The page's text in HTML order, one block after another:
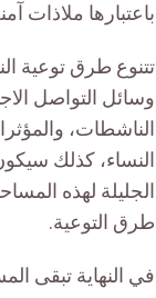
باعتبارها ملاذات
تتنوع طرق توعية
وسائل التواصل
الناشطات،
النساء، كذلك
الجليلة لهذه
طرق التوعية.
في النهاية تبقى